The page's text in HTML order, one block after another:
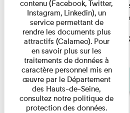
Exposition permanente
Du 15/08/2026 au 15/08/
Il semblerait qu’Albert
chose... Accompagnés
Agenda
contenu (Facebook, Twitter,
Instagram, Linkedin), un
service permettant de
rendre les documents plus
attractifs (Calameo). Pour
en savoir plus sur les
traitements de données à
caractère personnel mis en
œuvre par le Département
des Hauts-de-Seine,
consultez notre politique de
protection des données.